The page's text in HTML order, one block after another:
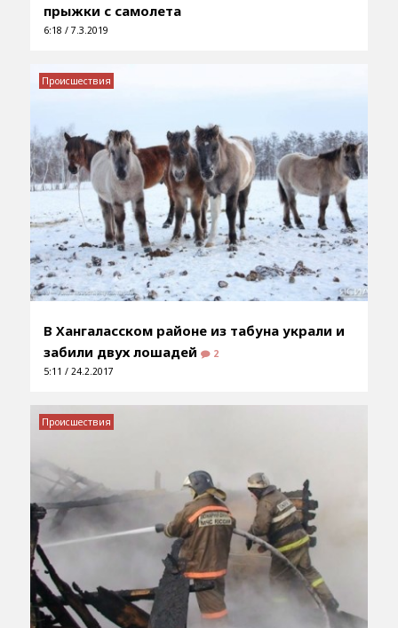
прыжки с самолета
6:18 / 7.3.2019
В Хангаласском районе из табуна украли и
забили двух лошадей
2
5:11 / 24.2.2017
Происшествия
Происшествия